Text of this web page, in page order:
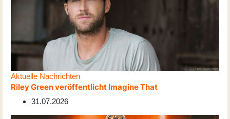
Aktuelle Nachrichten
Riley Green veröffentlicht Imagine That
31.07.2026